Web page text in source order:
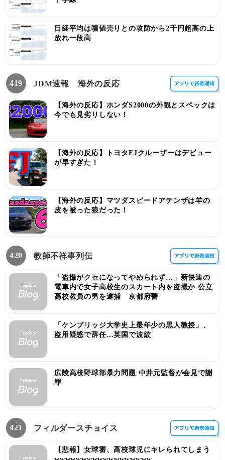
日経平均は噴値売りとの攻防から2千円超高の上
放れ一段高
419 JDM速報 海外の反応
【海外の反応】ホンダS2000の外観とスペックは
今でも見劣りしない！
【海外の反応】トヨタFJクルーザーはデビュー
が早すぎた！
【海外の反応】マツダスピードアテンザは羊の
皮を被った狼だった！
420 教師不祥事列伝
「盗撮がクセになってやめられず…」新快速の
電車内で女子高校生のスカート内を盗撮か 公立
高校教員の男を逮捕 京都府警
「ケンブリッジ大学史上最年少の黒人教授」、
盗用疑惑で辞任…英国で波紋
広陵高校野球部暴力問題 中井元監督が会見で謝
罪
421 フィルダースチョイス
【悲報】女球審、高校球児にキレられてしまう